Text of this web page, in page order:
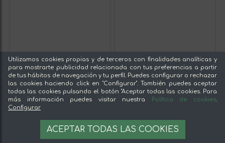
Utilizamos cookies propias y de terceros con finalidades analíticas y
para mostrarte publicidad relacionada con tus preferencias a partir
de tus hábitos de navegación y tu perfil. Puedes configurar o rechazar
las cookies haciendo click en "Configurar". También puedes aceptar
todas las cookies pulsando el botón "Aceptar todas las cookies. Para
más información puedes visitar nuestra
Política de cookies.
Configurar
ACEPTAR TODAS LAS COOKIES